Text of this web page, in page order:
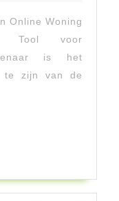
Van
Jouw
Woning
Met
Online Woning
Tool voor
is het
te zijn van de